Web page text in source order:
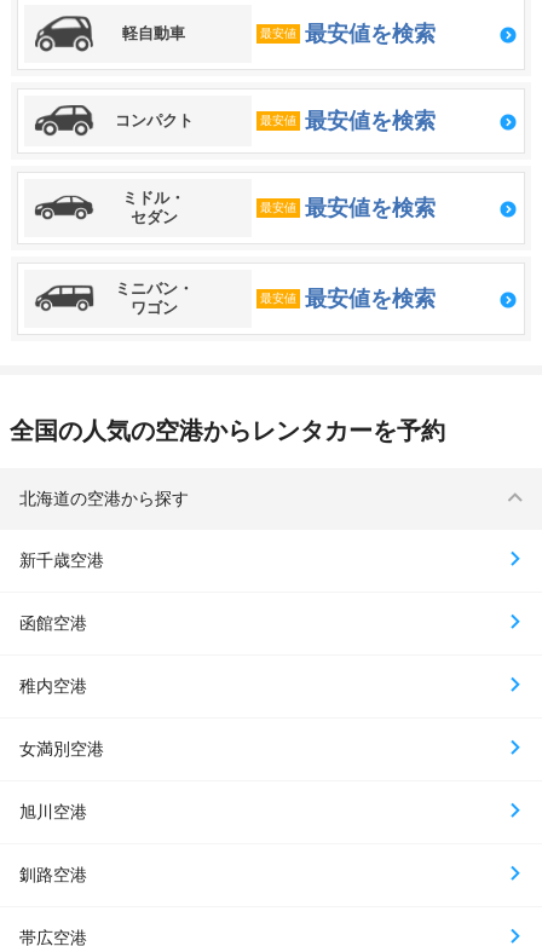
軽自動車 最安値 最安値を検索
コンパクト 最安値 最安値を検索
ミドル・
セダン
最安値 最安値を検索
ミニバン・
ワゴン
最安値 最安値を検索
全国の人気の空港からレンタカーを予約
北海道の空港から探す
新千歳空港
函館空港
稚内空港
女満別空港
旭川空港
釧路空港
帯広空港